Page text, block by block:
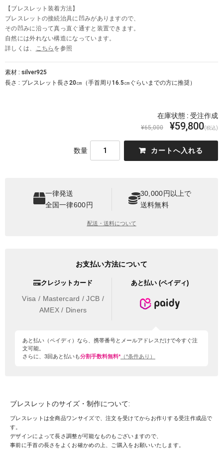
【ブレスレット装着方法】
ブレスレットの接続治具に凹みがありますので、
その凹みに沿って真っ直ぐ通すと装置できます。
自然には外れない構造になっています。
詳しくは、
こちら を参照
素材 : silver925
長さ : ブレスレット長さ20㎝（手首周り16.5㎝ぐらいまでの方に推奨）
在庫状態 : 受注作成
¥65,000 ¥59,800(税込)
数量
一律発送
全国一律600円
30,000円以上で
送料無料
配送・送料について
お支払い方法について
クレジットカード
Visa / Mastercard / JCB /
AMEX / Diners
あと払い (ペイディ)
あと払い（ペイディ）なら、携帯番号とメールアドレスだけで今すぐ注
文可能。
さらに、3回あと払いも分割手数料無料*（*条件あり）
ブレスレットのサイズ・制作について:
ブレスレットは全商品ワンサイズで、注文を受けてからお作りする受注作成品で
す。
デザインによって長さ調整が可能なものもございますので、
事前に手首の長さをよくお確かめの上、ご購入をお願いいたします。